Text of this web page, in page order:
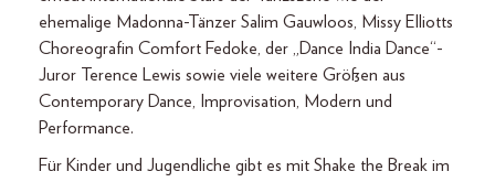
ehemalige Madonna-Tänzer Salim Gauwloos, Missy Elliotts
Choreografin Comfort Fedoke, der „Dance India Dance“-
Juror Terence Lewis sowie viele weitere Größen aus
Contemporary Dance, Improvisation, Modern und
Performance.
Für Kinder und Jugendliche gibt es mit Shake the Break im